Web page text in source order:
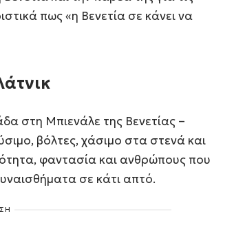
πως «η Βενετία σε κάνει να
στη Μπιενάλε της Βενετίας –
βόλτες, χάσιμο στα στενά και
φαντασία και ανθρώπους που
σε κάτι απτό.